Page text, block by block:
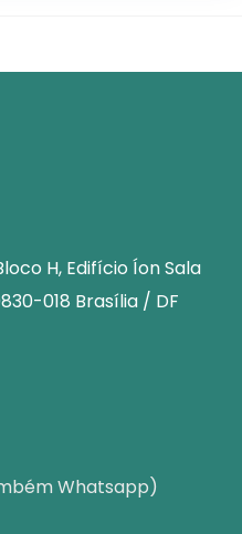
H, Edifício Íon Sala
018 Brasília / DF
Whatsapp)